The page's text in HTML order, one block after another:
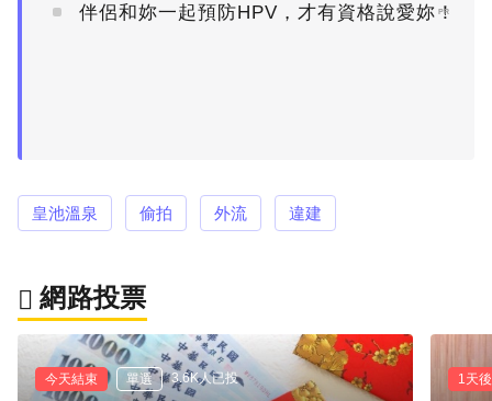
伴侶和妳一起預防HPV，才有資格說愛妳！
PR
皇池溫泉 偷拍 外流 違建
網路投票
今天結束 單選 3.6K人已投 1天